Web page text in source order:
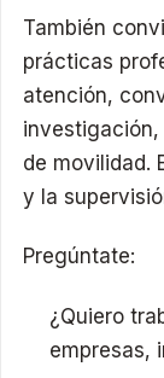
También
prácticas
atención,
de movilidad.
y la
Pregúntate:
¿Quiero
empresas,